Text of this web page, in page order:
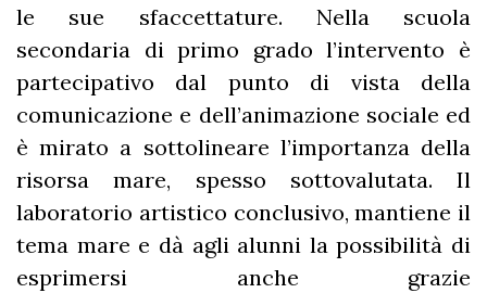
le sue sfaccettature. Nella scuola
secondaria di primo grado l’intervento è
partecipativo dal punto di vista della
comunicazione e dell’animazione sociale ed
è mirato a sottolineare l’importanza della
risorsa mare, spesso sottovalutata. Il
laboratorio artistico conclusivo, mantiene il
tema mare e dà agli alunni la possibilità di
esprimersi anche grazie